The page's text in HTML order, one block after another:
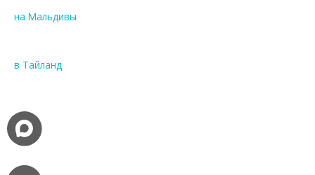
на Мальдивы
в Тайланд